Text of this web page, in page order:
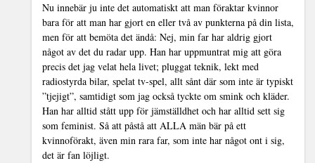
Nu innebär ju inte det automatiskt att man föraktar kvinnor
bara för att man har gjort en eller två av punkterna på din lista,
men för att bemöta det ändå: Nej, min far har aldrig gjort
något av det du radar upp. Han har uppmuntrat mig att göra
precis det jag velat hela livet; pluggat teknik, lekt med
radiostyrda bilar, spelat tv-spel, allt sånt där som inte är typiskt
”tjejigt”, samtidigt som jag också tyckte om smink och kläder.
Han har alltid stått upp för jämställdhet och har alltid sett sig
som feminist. Så att påstå att ALLA män bär på ett
kvinnoförakt, även min rara far, som inte har något ont i sig,
det är fan löjligt.